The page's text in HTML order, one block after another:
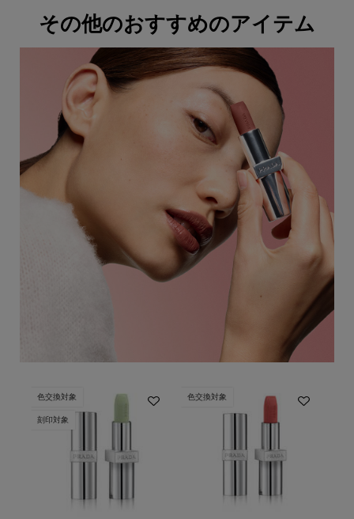
その他のおすすめのアイテム
色交換対象
刻印対象
色交換対象